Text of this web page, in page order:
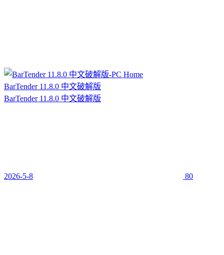
BarTender 11.8.0 中文破解版
BarTender 11.8.0 中文破解版
2026-5-8 80